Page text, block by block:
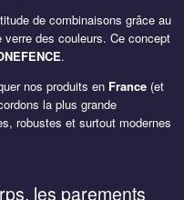
de combinaisons grâce au
des couleurs. Ce concept
.
nos produits en France (et
la plus grande
robustes et surtout modernes
, les parements